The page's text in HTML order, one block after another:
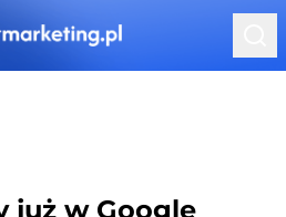
już w Google